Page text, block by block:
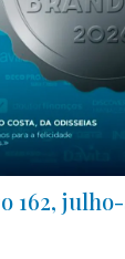
162,